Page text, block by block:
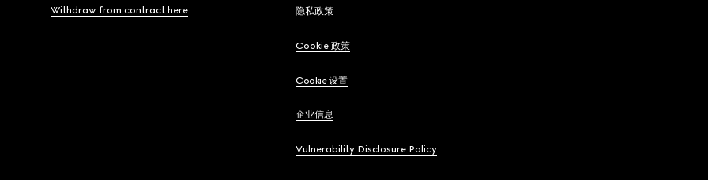
Withdraw from contract here 隐私政策
Cookie 政策
Cookie 设置
企业信息
Vulnerability Disclosure Policy